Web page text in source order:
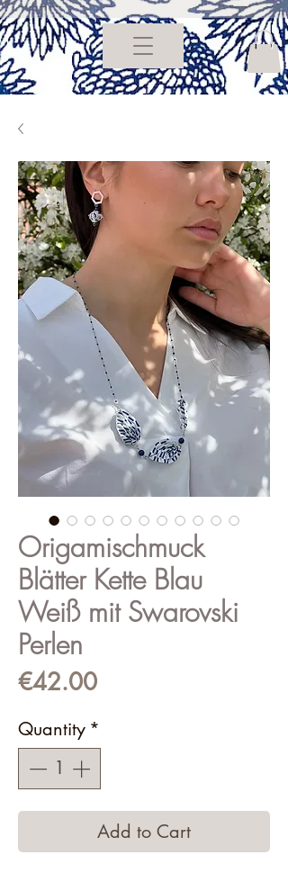
Origamischmuck
Blätter Kette Blau
Weiß mit Swarovski
Perlen
€42.00Price
Quantity *
Add to Cart